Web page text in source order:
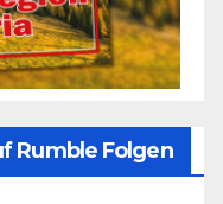
Rumble Folgen